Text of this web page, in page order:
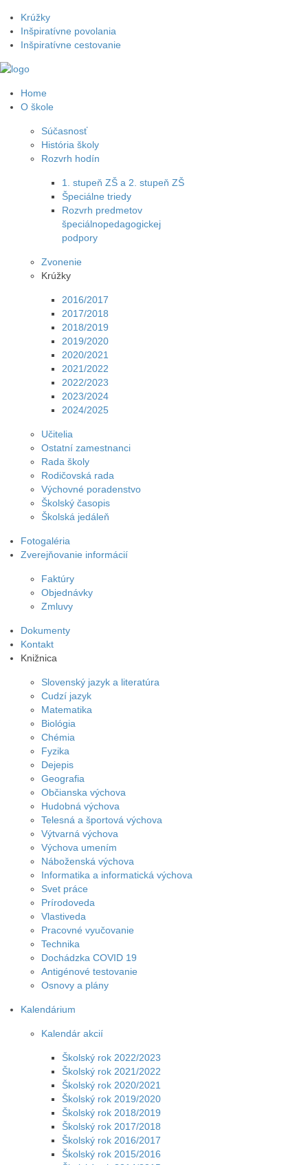
Krúžky
Inšpiratívne povolania
Inšpiratívne cestovanie
Home
O škole
Súčasnosť
História školy
Rozvrh hodín
1. stupeň ZŠ a 2. stupeň ZŠ
Špeciálne triedy
Rozvrh predmetov
špeciálnopedagogickej
podpory
Zvonenie
Krúžky
2016/2017
2017/2018
2018/2019
2019/2020
2020/2021
2021/2022
2022/2023
2023/2024
2024/2025
Učitelia
Ostatní zamestnanci
Rada školy
Rodičovská rada
Výchovné poradenstvo
Školský časopis
Školská jedáleň
Fotogaléria
Zverejňovanie informácií
Faktúry
Objednávky
Zmluvy
Dokumenty
Kontakt
Knižnica
Slovenský jazyk a literatúra
Cudzí jazyk
Matematika
Biológia
Chémia
Fyzika
Dejepis
Geografia
Občianska výchova
Hudobná výchova
Telesná a športová výchova
Výtvarná výchova
Výchova umením
Náboženská výchova
Informatika a informatická výchova
Svet práce
Prírodoveda
Vlastiveda
Pracovné vyučovanie
Technika
Dochádzka COVID 19
Antigénové testovanie
Osnovy a plány
Kalendárium
Kalendár akcií
Školský rok 2022/2023
Školský rok 2021/2022
Školský rok 2020/2021
Školský rok 2019/2020
Školský rok 2018/2019
Školský rok 2017/2018
Školský rok 2016/2017
Školský rok 2015/2016